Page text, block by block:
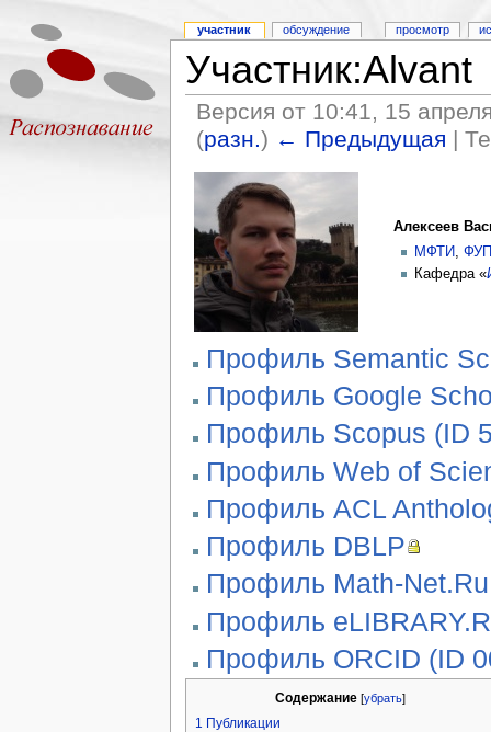
Участник:Alvant
Версия от 10:41, 15
(разн.) ← Предыдущая |
Алексеев
МФТИ
Кафедра «
Профиль Semantic
Профиль Google
Профиль Scopus (ID
Профиль Web of
Профиль ACL
Профиль DBLP
Профиль Math-Net.Ru
Профиль
Профиль ORCID (ID
Содержание [убрать]
1 Публикации
участник обсуждение просмотр